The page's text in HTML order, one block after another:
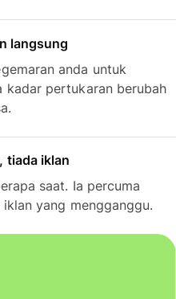
langsung
anda untuk
kadar pertukaran berubah
tiada iklan
saat. Ia percuma
yang mengganggu.